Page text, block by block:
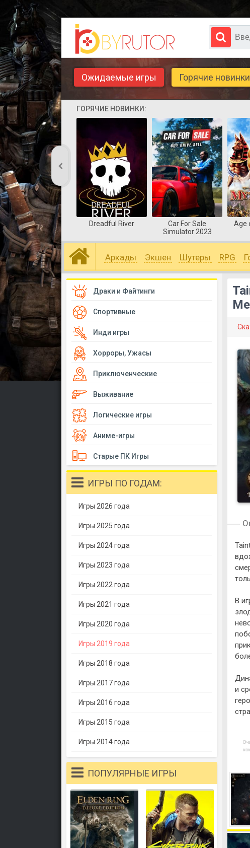
Ожидаемые игры Горячие новинки
ГОРЯЧИЕ НОВИНКИ:
Dreadful River
Car For Sale
Simulator 2023
Age
Аркады Экшен Шутеры RPG
В
и
Драки и Файтинги
Спортивные
Инди игры
Хорроры, Ужасы
Приключенческие
Выживание
Логические игры
Аниме-игры
Старые ПК Игры
ИГРЫ ПО ГОДАМ:
Игры 2026 года
Игры 2025 года
Игры 2024 года
Игры 2023 года
Игры 2022 года
Игры 2021 года
Игры 2020 года
Игры 2019 года
Игры 2018 года
Игры 2017 года
Игры 2016 года
Игры 2015 года
Игры 2014 года
ПОПУЛЯРНЫЕ ИГРЫ